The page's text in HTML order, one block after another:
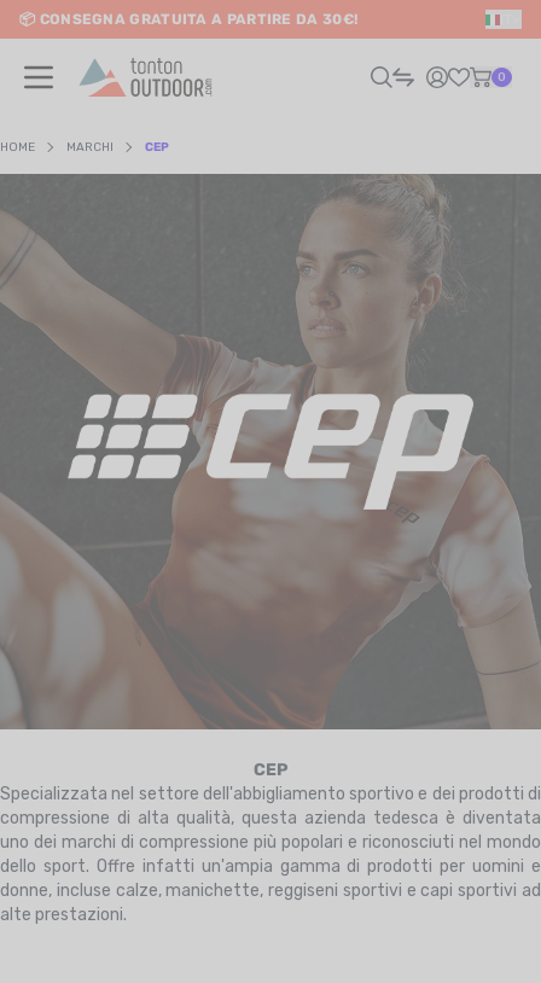
content
📦 CONSEGNA GRATUITA A PARTIRE DA 30€!
0
/ CORSA
/ VIAGGIO
/ NUOTO
SPORT
I MIEI PREFERITI
IL BLOG DEI TONTONS
CONTATTO
HOME MARCHI CEP
CEP
Specializzata nel settore dell'abbigliamento sportivo e dei prodotti di
compressione di alta qualità, questa azienda tedesca è diventata
uno dei marchi di compressione più popolari e riconosciuti nel mondo
dello sport. Offre infatti un'ampia gamma di prodotti per uomini e
donne, incluse calze, manichette, reggiseni sportivi e capi sportivi ad
alte prestazioni.